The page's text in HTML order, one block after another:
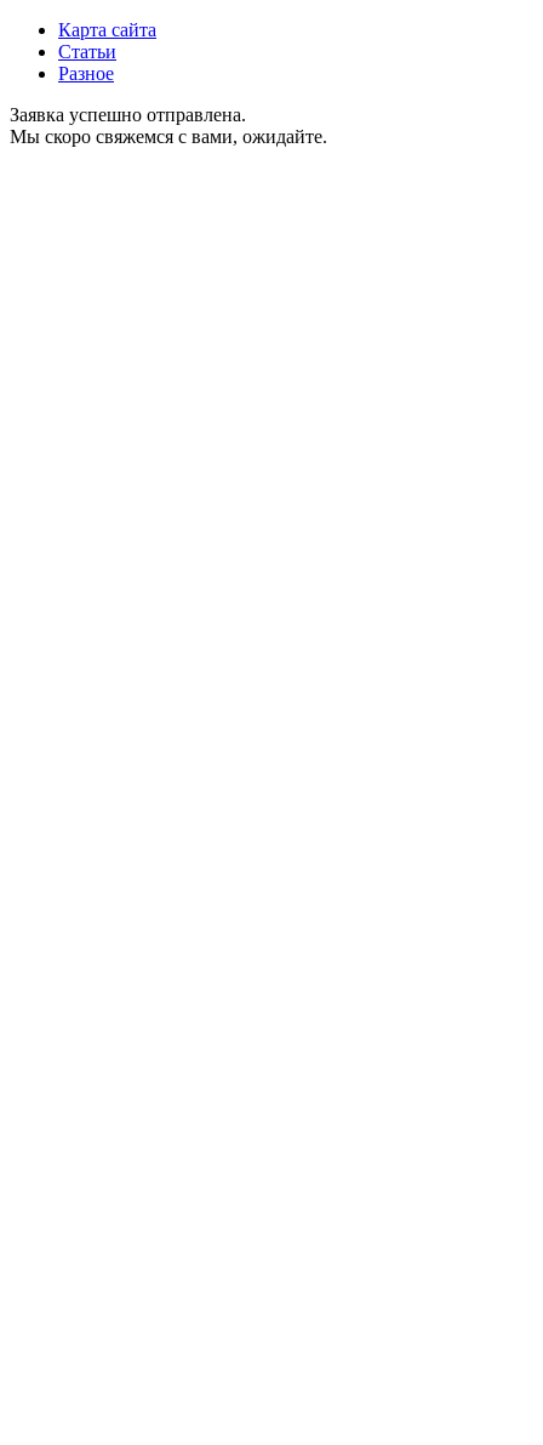
Карта сайта
Статьи
Разное
Заявка успешно отправлена.
Мы скоро свяжемся с вами, ожидайте.